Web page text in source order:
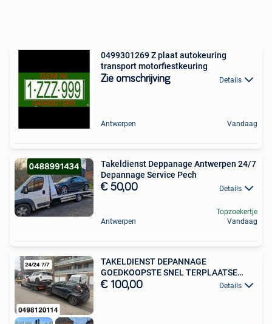
0499301269 Z plaat autokeuring
transport motorfiestkeuring
Zie omschrijving Details
Antwerpen Vandaag
Takeldienst Deppanage Antwerpen 24/7
Depannage Service Pech
€ 50,00 Details
Antwerpen
Topzoekertje
Vandaag
TAKELDIENST DEPANNAGE
GOEDKOOPSTE SNEL TERPLAATSE
0498120114
€ 100,00 Details